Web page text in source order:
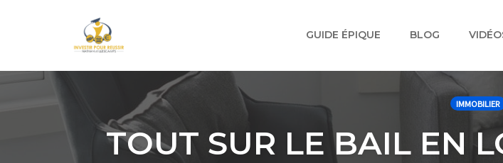
GUIDE ÉPIQUE BLOG
IMMOBILIER
TOUT SUR LE BAIL EN